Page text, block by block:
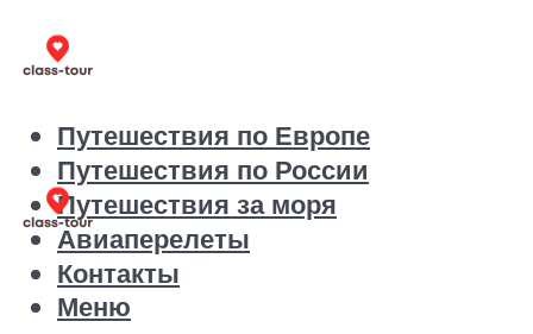
Путешествия по Европе
Путешествия по России
Путешествия за моря
Авиаперелеты
Контакты
Меню